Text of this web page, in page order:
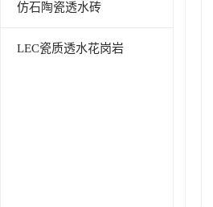
仿石陶瓷透水砖
LEC瓷质透水花岗岩